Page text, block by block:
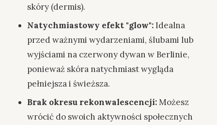
skóry (dermis).
Natychmiastowy efekt "glow":Idealna
przed ważnymi wydarzeniami, ślubami lub
wyjściami na czerwony dywan w Berlinie,
ponieważ skóra natychmiast wygląda
pełniejsza i świeższa.
Brak okresu rekonwalescencji:Możesz
wrócić do swoich aktywności społecznych